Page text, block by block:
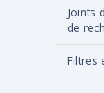
Joints
de
Filtres